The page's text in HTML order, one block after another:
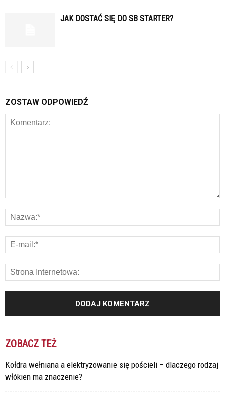
JAK DOSTAĆ SIĘ DO SB STARTER?
ZOSTAW ODPOWIEDŹ
ZOBACZ TEŻ
Kołdra wełniana a elektryzowanie się pościeli – dlaczego rodzaj
włókien ma znaczenie?